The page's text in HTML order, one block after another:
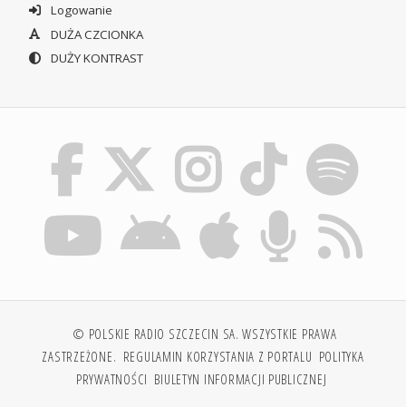
Logowanie
DUŻA CZCIONKA
DUŻY KONTRAST
© POLSKIE RADIO SZCZECIN SA. WSZYSTKIE PRAWA
ZASTRZEŻONE. REGULAMIN KORZYSTANIA Z PORTALU POLITYKA
PRYWATNOŚCI BIULETYN INFORMACJI PUBLICZNEJ